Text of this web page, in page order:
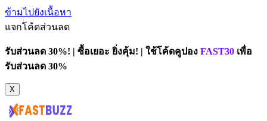
ข้ามไปยังเนื้อหา
แจกโค้ดส่วนลด
รับส่วนลด 30%! | ซื้อเยอะ ยิ่งคุ้ม! | ใช้โค้ดคูปอง FAST30 เพื่อ
รับส่วนลด 30%
X